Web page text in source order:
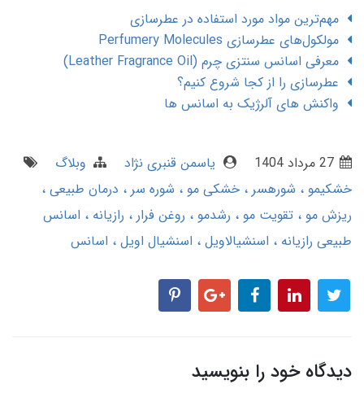
مهم‌ترین مواد مورد استفاده در عطرسازی
مولکول‌های عطرسازی Perfumery Molecules
معرفی اسانس سنتزی چرم (Leather Fragrance Oil)
عطرسازی را از کجا شروع کنیم؟
واکنش های آلرژیک به اسانس ها
یاسمن قنبری نژاد
وبلاگ
خشکیمو
شورهسر خشکی مو شوره سر
درمان طبیعی
ریزش مو
تقویت مو رشدمو روغن فرار رازیانه
اسانس
طبیعی رازیانه
اسنشیالاویل اسنشیال اویل اسانس
دیدگاه خود را بنویسید